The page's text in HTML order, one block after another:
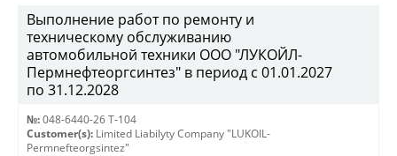
Выполнение работ по ремонту и
техническому обслуживанию
автомобильной техники ООО "ЛУКОЙЛ-
Пермнефтеоргсинтез" в период с 01.01.2027
по 31.12.2028
№: 048-6440-26 Т-104
Customer(s): Limited Liabilyty Company "LUKOIL-
Permnefteorgsintez"